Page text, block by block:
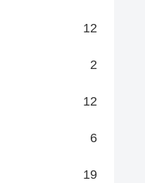
12
2
12
6
19